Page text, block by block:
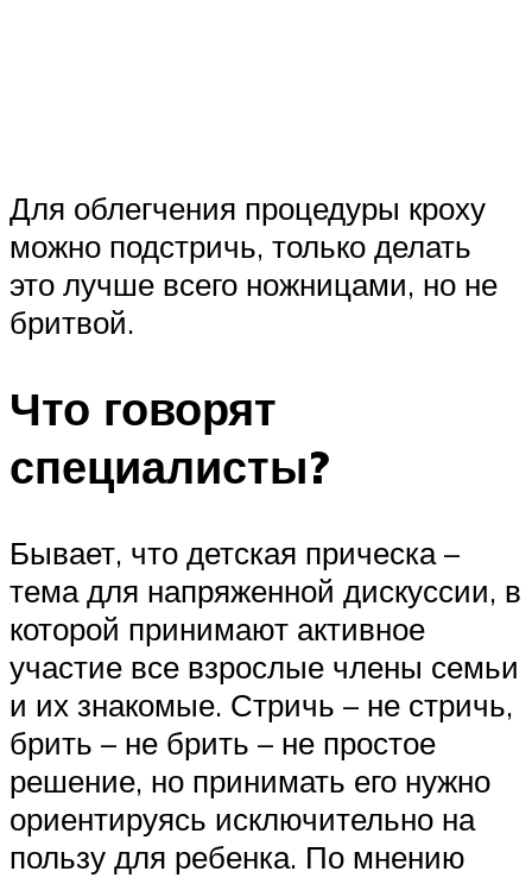
Для облегчения процедуры кроху
можно подстричь, только делать
это лучше всего ножницами, но не
бритвой.
Что говорят
специалисты?
Бывает, что детская прическа –
тема для напряженной дискуссии, в
которой принимают активное
участие все взрослые члены семьи
и их знакомые. Стричь – не стричь,
брить – не брить – не простое
решение, но принимать его нужно
ориентируясь исключительно на
пользу для ребенка. По мнению